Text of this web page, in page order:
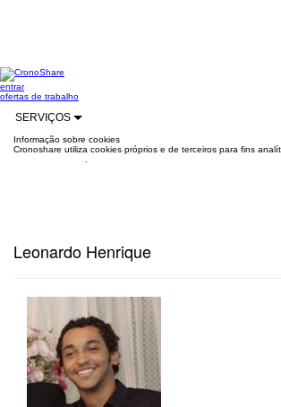
entrar
ofertas de trabalho
SERVIÇOS
Informação sobre cookies
Cronoshare utiliza cookies próprios e de terceiros para fins
Leonardo Henrique